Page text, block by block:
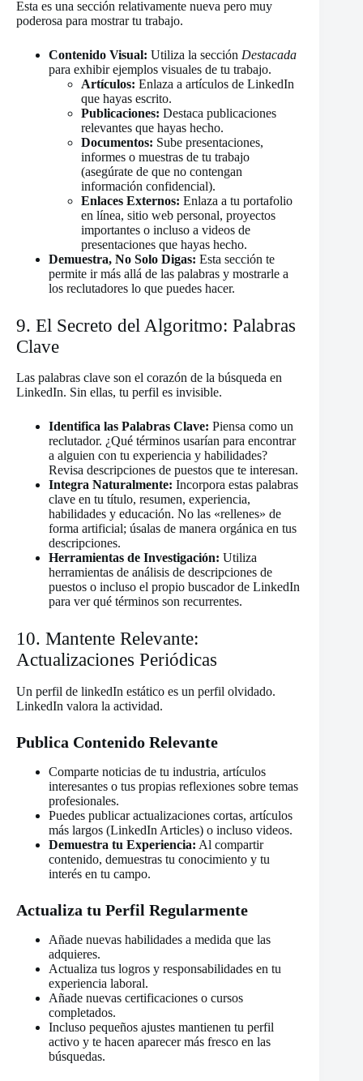
Esta es una sección relativamente nueva pero muy
poderosa para mostrar tu trabajo.
Contenido Visual: Utiliza la sección Destacada
para exhibir ejemplos visuales de tu trabajo.
Artículos: Enlaza a artículos de LinkedIn
que hayas escrito.
Publicaciones: Destaca publicaciones
relevantes que hayas hecho.
Documentos: Sube presentaciones,
informes o muestras de tu trabajo
(asegúrate de que no contengan
información confidencial).
Enlaces Externos: Enlaza a tu portafolio
en línea, sitio web personal, proyectos
importantes o incluso a videos de
presentaciones que hayas hecho.
Demuestra, No Solo Digas: Esta sección te
permite ir más allá de las palabras y mostrarle a
los reclutadores lo que puedes hacer.
9. El Secreto del Algoritmo: Palabras
Clave
Las palabras clave son el corazón de la búsqueda en
LinkedIn. Sin ellas, tu perfil es invisible.
Identifica las Palabras Clave: Piensa como un
reclutador. ¿Qué términos usarían para encontrar
a alguien con tu experiencia y habilidades?
Revisa descripciones de puestos que te interesan.
Integra Naturalmente: Incorpora estas palabras
clave en tu título, resumen, experiencia,
habilidades y educación. No las «rellenes» de
forma artificial; úsalas de manera orgánica en tus
descripciones.
Herramientas de Investigación: Utiliza
herramientas de análisis de descripciones de
puestos o incluso el propio buscador de LinkedIn
para ver qué términos son recurrentes.
10. Mantente Relevante:
Actualizaciones Periódicas
Un perfil de linkedIn estático es un perfil olvidado.
LinkedIn valora la actividad.
Publica Contenido Relevante
Comparte noticias de tu industria, artículos
interesantes o tus propias reflexiones sobre temas
profesionales.
Puedes publicar actualizaciones cortas, artículos
más largos (LinkedIn Articles) o incluso videos.
Demuestra tu Experiencia: Al compartir
contenido, demuestras tu conocimiento y tu
interés en tu campo.
Actualiza tu Perfil Regularmente
Añade nuevas habilidades a medida que las
adquieres.
Actualiza tus logros y responsabilidades en tu
experiencia laboral.
Añade nuevas certificaciones o cursos
completados.
Incluso pequeños ajustes mantienen tu perfil
activo y te hacen aparecer más fresco en las
búsquedas.